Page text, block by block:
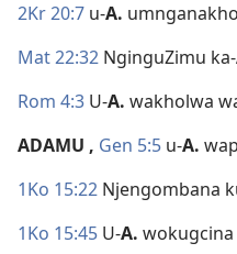
2Kr 20:7 u-A. umnganakho
Mat 22:32 NginguZimu ka-
Rom 4:3 U-A. wakholwa
ADAMU , Gen 5:5 u-A.
1Ko 15:22 Njengombana
1Ko 15:45 U-A. wokugcina